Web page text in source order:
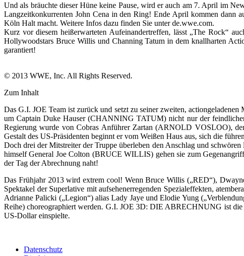
Und als bräuchte dieser Hüne keine Pause, wird er auch am 7. April im
Langzeitkonkurrenten John Cena in den Ring! Ende April kommen dann
Köln Halt macht. Weitere Infos dazu finden Sie unter de.wwe.com.
Kurz vor diesem heißerwarteten Aufeinandertreffen, lässt „The Rock“
Hollywoodstars Bruce Willis und Channing Tatum in dem knallharten
garantiert!
© 2013 WWE, Inc. All Rights Reserved.
Zum Inhalt
Das G.I. JOE Team ist zurück und setzt zu seiner zweiten,
um Captain Duke Hauser (CHANNING TATUM) nicht nur der
Regierung wurde von Cobras Anführer Zartan (ARNOLD VOSLOO),
Gestalt des US-Präsidenten beginnt er vom Weißen Haus aus, sich die
Doch drei der Mitstreiter der Truppe überleben den Anschlag und
himself General Joe Colton (BRUCE WILLIS) gehen sie zum
der Tag der Abrechnung naht!
Das Frühjahr 2013 wird extrem cool! Wenn Bruce Willis („RED“),
Spektakel der Superlative mit aufsehenerregenden Spezialeffekten,
Adrianne Palicki („Legion“) alias Lady Jaye und Elodie Yung
Reihe) choreographiert werden. G.I. JOE 3D: DIE ABRECHNUNG ist
US-Dollar einspielte.
Datenschutz